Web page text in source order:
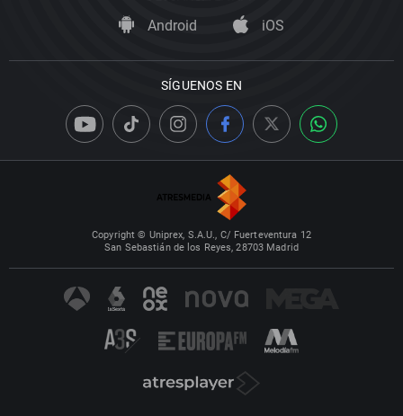
Android iOS
SÍGUENOS EN
Copyright © Uniprex, S.A.U., C/ Fuerteventura 12
San Sebastián de los Reyes, 28703 Madrid